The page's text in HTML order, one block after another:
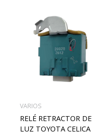
VARIOS
RELÉ RETRACTOR DE
LUZ TOYOTA CELICA